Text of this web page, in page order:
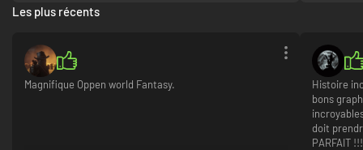
Les plus récents
Magnifique Oppen world Fantasy.
Histoire
bons
doit
PARFAIT !!!